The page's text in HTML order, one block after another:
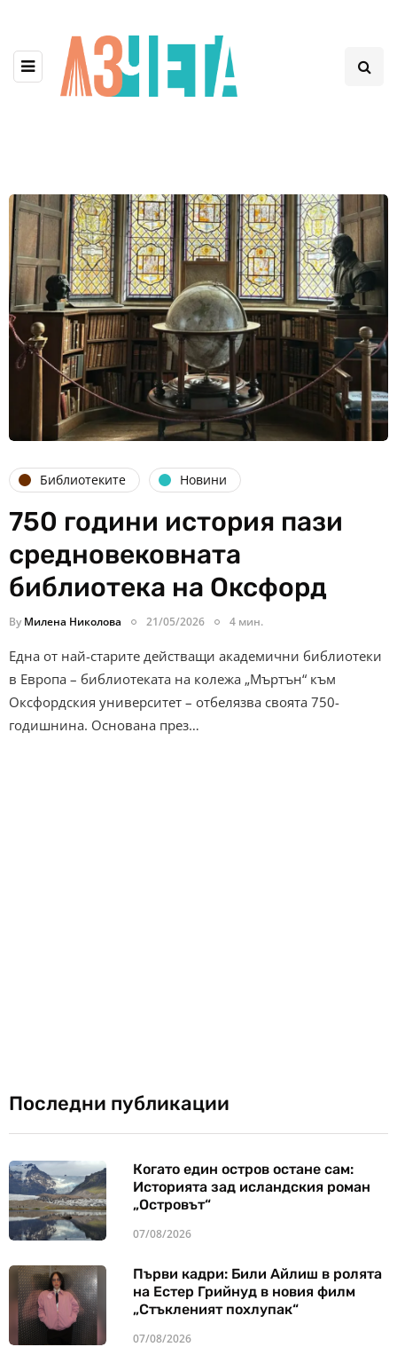
Библиотеките Новини
750 години история пази
средновековната
библиотека на Оксфорд
By Милена Николова 21/05/2026 4 мин.
Една от най-старите действащи академични библиотеки
в Европа – библиотеката на колежа „Мъртън“ към
Оксфордския университет – отбелязва своята 750-
годишнина. Основана през…
Последни публикации
Когато един остров остане сам:
Историята зад исландския роман
„Островът“
07/08/2026
Първи кадри: Били Айлиш в ролята
на Естер Грийнуд в новия филм
„Стъкленият похлупак“
07/08/2026